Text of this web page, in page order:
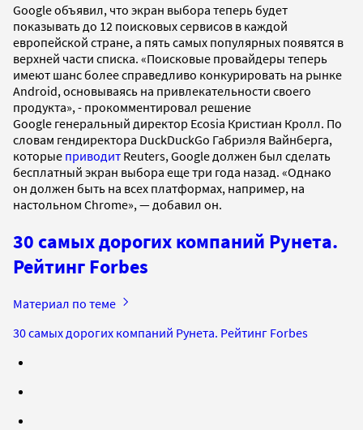
Google объявил, что экран выбора теперь будет
показывать до 12 поисковых сервисов в каждой
европейской стране, а пять самых популярных появятся в
верхней части списка. «Поисковые провайдеры теперь
имеют шанс более справедливо конкурировать на рынке
Android, основываясь на привлекательности своего
продукта», - прокомментировал решение
Google генеральный директор Ecosia Кристиан Кролл. По
словам гендиректора DuckDuckGo Габриэля Вайнберга,
которые приводит Reuters, Google должен был сделать
бесплатный экран выбора еще три года назад. «Однако
он должен быть на всех платформах, например, на
настольном Chrome», — добавил он.
30 самых дорогих компаний Рунета.
Рейтинг Forbes
Материал по теме
30 самых дорогих компаний Рунета. Рейтинг Forbes